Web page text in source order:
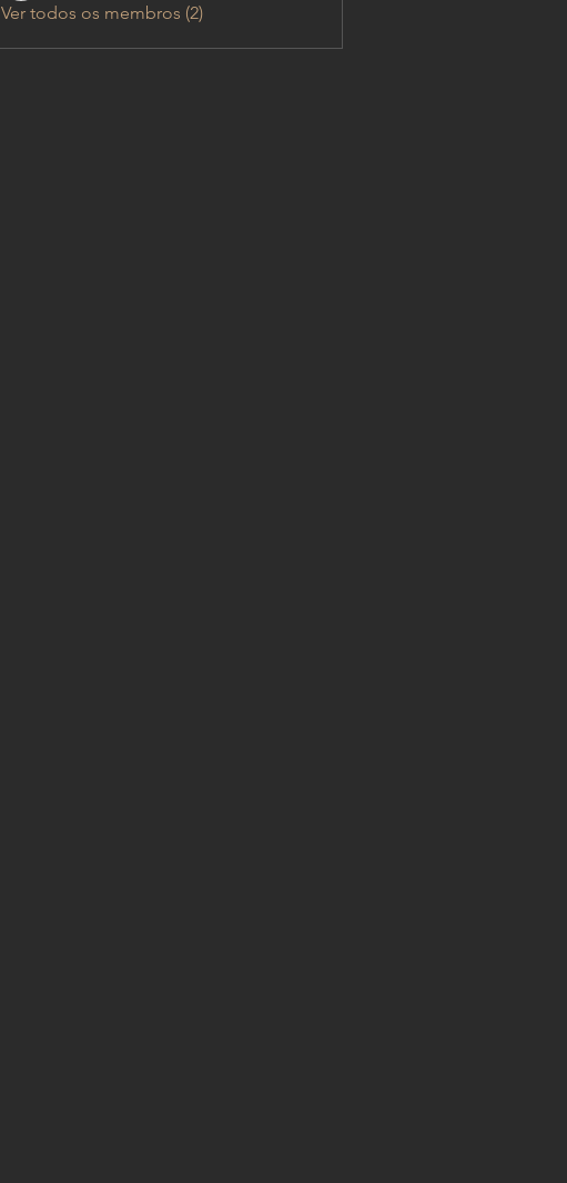
Ver todos os membros (2)